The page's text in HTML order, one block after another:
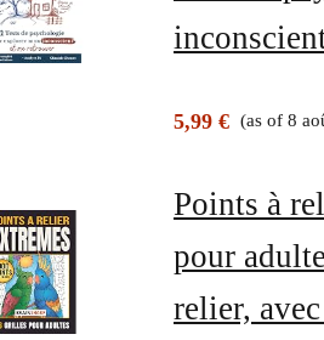
5,99 € (as of 8
Points à
pour
relier,